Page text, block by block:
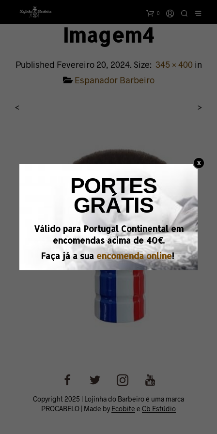
0
Imagem4
Published Fevereiro 20, 2024. Size: 345 × 400 in
Espanador Barbeiro
< >
Copyright 2025 | Lojinha do Barbeiro é uma marca
PROCABELO | Made by Ecobite e Cb Estúdio
PORTES
GRÁTIS
Válido para Portugal Continental em
encomendas acima de 40€.
Faça já a sua encomenda online!